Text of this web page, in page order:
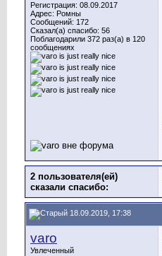
Регистрация: 08.09.2017
Адрес: Ромны
Сообщений: 172
Сказал(а) спасибо: 56
Поблагодарили 372 раз(а) в 120
сообщениях
2 пользователя(ей)
сказали cпасибо:
18.09.2019, 17:38
varo
Увлеченный